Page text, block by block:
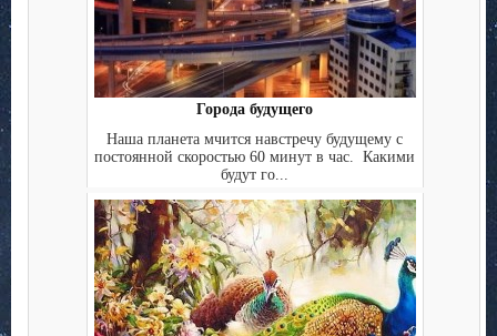
Города будущего
Наша планета мчится навстречу будущему с
постоянной скоростью 60 минут в час. Какими
будут го...